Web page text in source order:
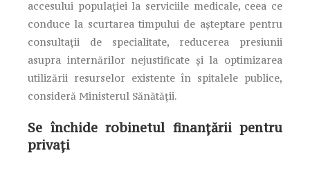
accesului populaţiei la serviciile medicale, ceea ce
conduce la scurtarea timpului de așteptare pentru
consultații de specialitate, reducerea presiunii
asupra internărilor nejustificate și la optimizarea
utilizării resurselor existente în spitalele publice,
consideră Ministerul Sănătății.
Se închide robinetul finanțării pentru
privați